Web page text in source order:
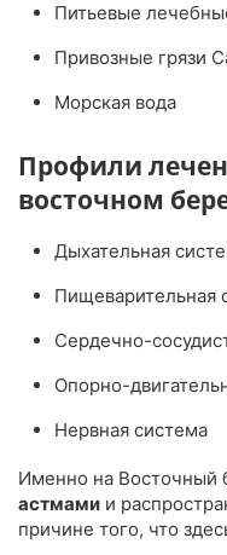
Питьевые
Привозные грязи
Морская вода
Профили
восточном
Дыхательная
Пищеварительная
Сердечно-
Опорно-
Нервная система
Именно на Восточный
астмами и
причине того, что